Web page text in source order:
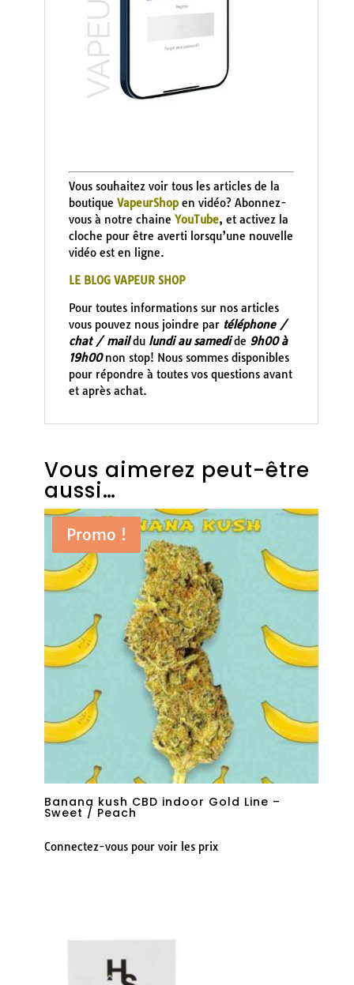
Vous souhaitez voir tous les articles de la
boutique VapeurShopen vidéo? Abonnez-
vous à notre chaine YouTube, et activez la
cloche pour être averti lorsqu’une nouvelle
vidéo est en ligne.
LE BLOG VAPEUR SHOP
Pour toutes informations sur nos articles
vous pouvez nous joindre par téléphone /
chat / maildu lundi au samedide 9h00 à
19h00non stop! Nous sommes disponibles
pour répondre à toutes vos questions avant
et après achat.
Vous aimerez peut-être
aussi…
Promo !
Banana kush CBD indoor Gold Line –
Sweet / Peach
Connectez-vous pour voir les prix